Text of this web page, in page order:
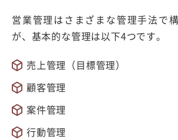
営業管理はさまざまな管理手法で
が、基本的な管理は以下4つです。
売上管理（目標管理）
顧客管理
案件管理
行動管理